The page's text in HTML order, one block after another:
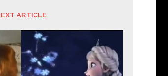
ARTICLE